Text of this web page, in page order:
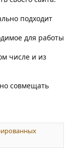
подходит
для работы
числе и из
совмещать